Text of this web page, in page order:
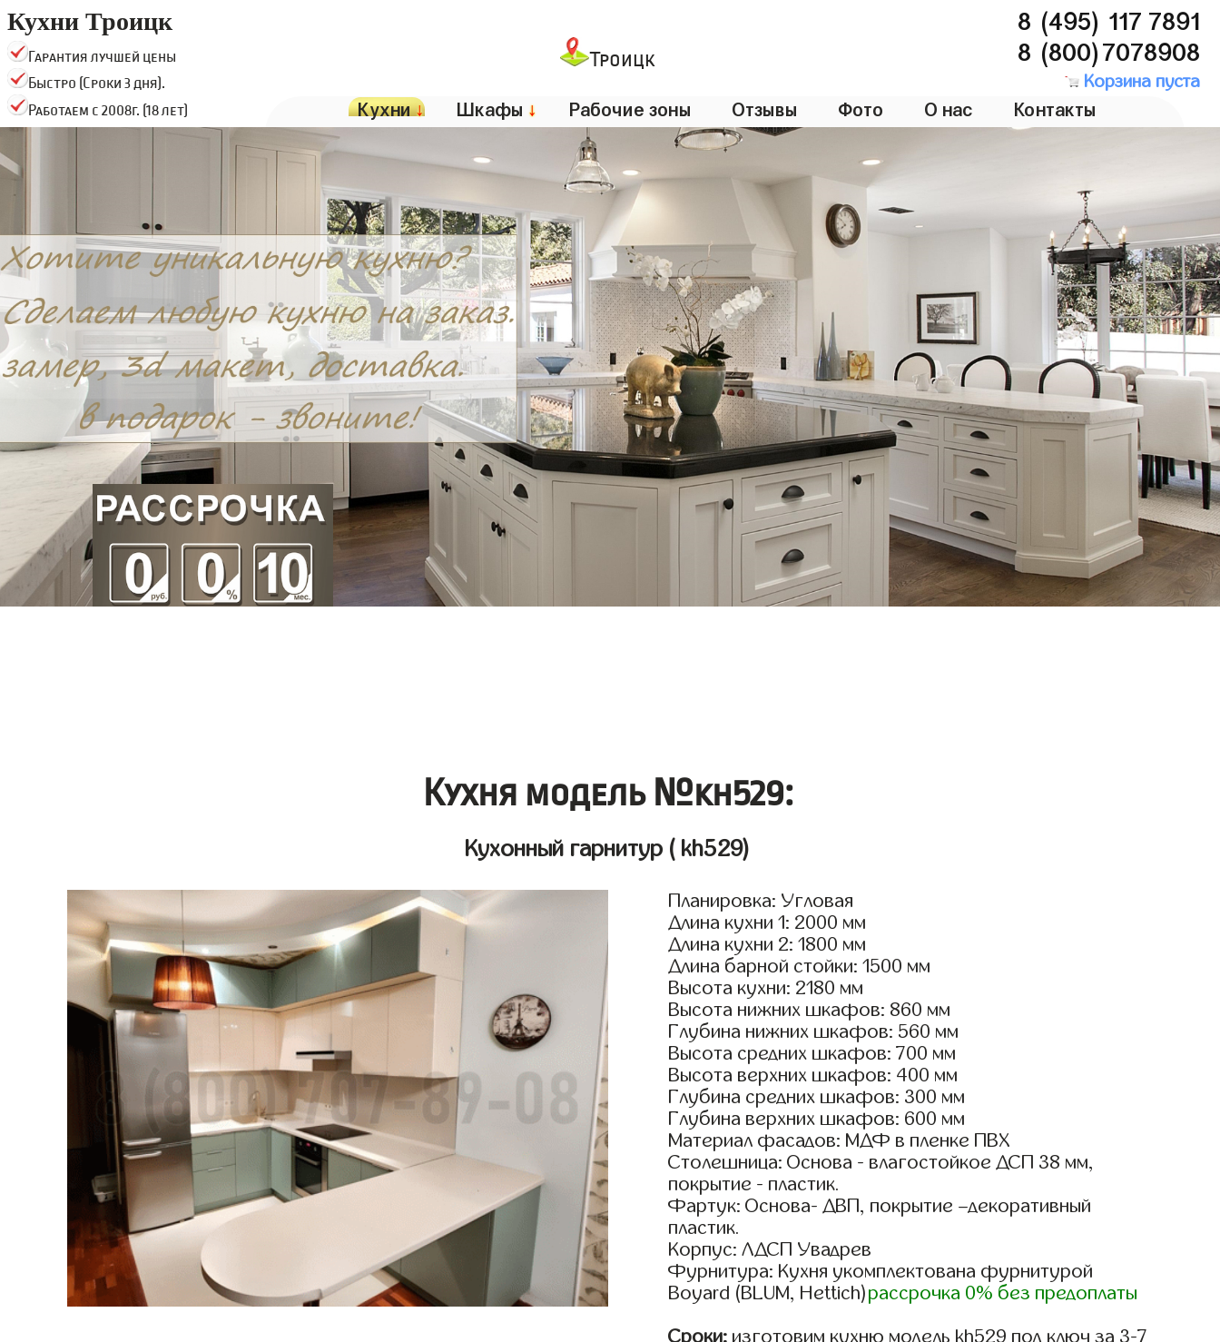
Кухни Троицк
Гарантия лучшей цены
Быстро (Сроки 3 дня).
Работаем с 2008г. (18 лет)
Троицк
8 (495) 117 7891
8 (800)7078908
Корзина пуста
Кухни↓ Шкафы ↓ Рабочие зоны Отзывы Фото О нас Контакты
Кухня модель №kh529:
Кухонный гарнитур ( kh529)
Планировка: Угловая
Длина кухни 1: 2000 мм
Длина кухни 2: 1800 мм
Длина барной стойки: 1500 мм
Высота кухни: 2180 мм
Высота нижних шкафов: 860 мм
Глубина нижних шкафов: 560 мм
Высота средних шкафов: 700 мм
Высота верхних шкафов: 400 мм
Глубина средних шкафов: 300 мм
Глубина верхних шкафов: 600 мм
Материал фасадов: МДФ в пленке ПВХ
Столешница: Основа - влагостойкое ДСП 38 мм,
покрытие - пластик.
Фартук: Основа- ДВП, покрытие –декоративный
пластик.
Корпус: ЛДСП Увадрев
Фурнитура: Кухня укомплектована фурнитурой
Boyard (BLUM, Hettich)рассрочка 0% без предоплаты
Сроки: изготовим кухню модель kh529 под ключ за 3-7